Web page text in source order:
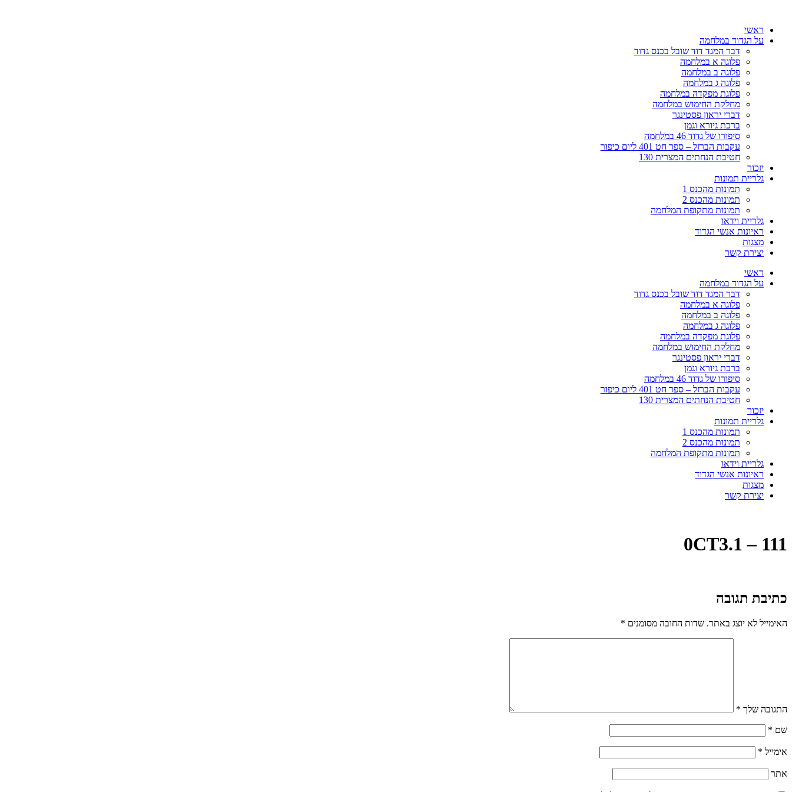
ראשי
על הגדוד במלחמה
דבר המגד דוד שובל בכנס גדוד
פלוגה א במלחמה
פלוגה ב במלחמה
פלוגה ג במלחמה
פלוגת מפקדה במלחמה
מחלקת החימוש במלחמה
דברי יראון פסטינגר
ברכת גיורא וגמן
סיפורו של גדוד 46 במלחמה
עקבות הברזל – ספר חט 401 ליום כיפור
חטיבת הנחתים המצרית 130
יזכור
גלריית תמונות
תמונות מהכנס 1
תמונות מהכנס 2
תמונות מתקופת המלחמה
גלריית וידאו
ראיונות אנשי הגדוד
מצגות
יצירת קשר
ראשי
על הגדוד במלחמה
דבר המגד דוד שובל בכנס גדוד
פלוגה א במלחמה
פלוגה ב במלחמה
פלוגה ג במלחמה
פלוגת מפקדה במלחמה
מחלקת החימוש במלחמה
דברי יראון פסטינגר
ברכת גיורא וגמן
סיפורו של גדוד 46 במלחמה
עקבות הברזל – ספר חט 401 ליום כיפור
חטיבת הנחתים המצרית 130
יזכור
גלריית תמונות
תמונות מהכנס 1
תמונות מהכנס 2
תמונות מתקופת המלחמה
גלריית וידאו
ראיונות אנשי הגדוד
מצגות
יצירת קשר
0CT3.1 – 111
כתיבת תגובה
האימייל לא יוצג באתר. שדות החובה מסומנים *
התגובה שלך *
שם *
אימייל *
אתר